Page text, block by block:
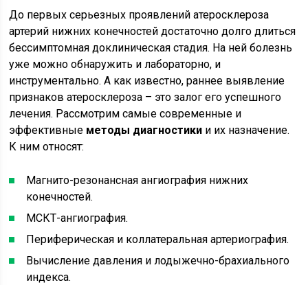
До первых серьезных проявлений атеросклероза
артерий нижних конечностей достаточно долго длиться
бессимптомная доклиническая стадия. На ней болезнь
уже можно обнаружить и лабораторно, и
инструментально. А как известно, раннее выявление
признаков атеросклероза – это залог его успешного
лечения. Рассмотрим самые современные и
эффективные методы диагностики и их назначение.
К ним относят:
Магнито-резонансная ангиография нижних
конечностей.
МСКТ-ангиография.
Периферическая и коллатеральная артериография.
Вычисление давления и лодыжечно-брахиального
индекса.